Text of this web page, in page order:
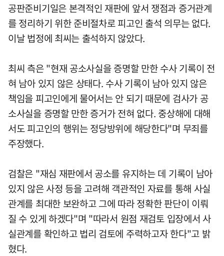
공판준비기일은 본격적인 재판에 앞서 쟁점과 증거관계
를 정리하기 위한 준비절차로 피고인 출석 의무는 없다.
이날 법정에 최씨는 출석하지 않았다.
최씨 측은 "현재 공소사실을 증명할 만한 수사 기록이 전
혀 남아 있지 않은 상태다. 수사 기록이 남아 있지 않은
책임을 피고인에게 물어서는 안 되기 때문에 검사가 공
소사실을 증명할 만한 증거가 전혀 없다. 중상해에 대해
서도 피고인의 행위는 정당방위에 해당한다"며 무죄를
주장했다.
검찰은 "재심 재판에서 공소를 유지하는 데 기록이 남아
있지 않은 사정 등을 고려해 객관적인 자료를 통해 사실
관계를 최대한 보완하고 그에 따라 정확한 판단이 이뤄
질 수 있게 하겠다"며 "따라서 원점 재검토 입장에서 사
실관계를 확인하고 법리 검토에 주력하고자 한다"고 밝
혔다.